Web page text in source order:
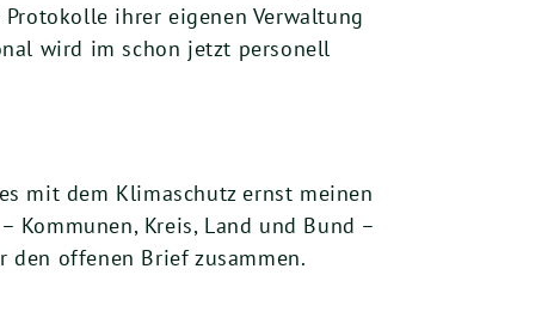
ihrer eigenen Verwaltung
wird im schon jetzt personell
mit dem Klimaschutz ernst meinen
Kommunen, Kreis, Land und Bund –
den offenen Brief zusammen.